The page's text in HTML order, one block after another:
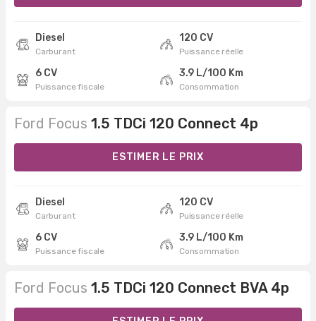
Diesel
Carburant
120 CV
Puissance réelle
6 CV
Puissance fiscale
3.9 L/100 Km
Consommation
Ford Focus 1.5 TDCi 120 Connect 4p
ESTIMER LE PRIX
Diesel
Carburant
120 CV
Puissance réelle
6 CV
Puissance fiscale
3.9 L/100 Km
Consommation
Ford Focus 1.5 TDCi 120 Connect BVA 4p